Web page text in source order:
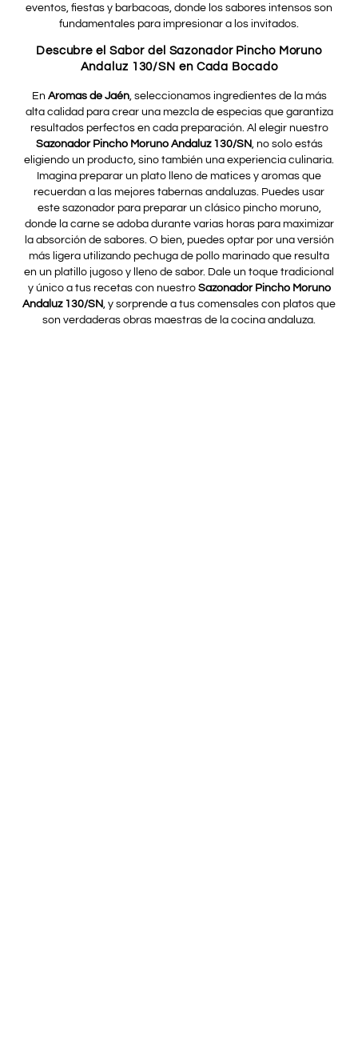
eventos, fiestas y barbacoas, donde los sabores intensos son
fundamentales para impresionar a los invitados.
Descubre el Sabor del Sazonador Pincho Moruno
Andaluz 130/SN en Cada Bocado
En Aromas de Jaén, seleccionamos ingredientes de la más
alta calidad para crear una mezcla de especias que garantiza
resultados perfectos en cada preparación. Al elegir nuestro
Sazonador Pincho Moruno Andaluz 130/SN, no solo estás
eligiendo un producto, sino también una experiencia culinaria.
Imagina preparar un plato lleno de matices y aromas que
recuerdan a las mejores tabernas andaluzas. Puedes usar
este sazonador para preparar un clásico pincho moruno,
donde la carne se adoba durante varias horas para maximizar
la absorción de sabores. O bien, puedes optar por una versión
más ligera utilizando pechuga de pollo marinado que resulta
en un platillo jugoso y lleno de sabor. Dale un toque tradicional
y único a tus recetas con nuestro Sazonador Pincho Moruno
Andaluz 130/SN, y sorprende a tus comensales con platos que
son verdaderas obras maestras de la cocina andaluza.